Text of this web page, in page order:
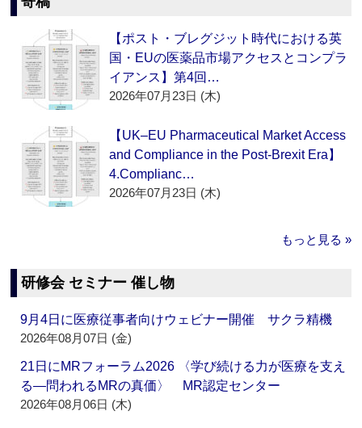
【ポスト・ブレグジット時代における英
国・EUの医薬品市場アクセスとコンプラ
イアンス】第4回…
2026年07月23日 (木)
【UK–EU Pharmaceutical Market Access
and Compliance in the Post-Brexit Era】
4.Complianc…
2026年07月23日 (木)
もっと見る »
研修会 セミナー 催し物
9月4日に医療従事者向けウェビナー開催 サクラ精機
2026年08月07日 (金)
21日にMRフォーラム2026 〈学び続ける力が医療を支え
る―問われるMRの真価〉 MR認定センター
2026年08月06日 (木)